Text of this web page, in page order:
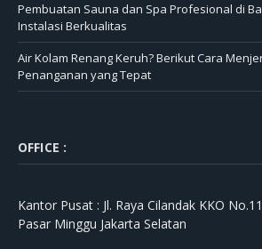
Pembuatan Sauna dan Spa Profesional di
Instalasi Berkualitas
Air Kolam Renang Keruh? Berikut Cara
Penanganan yang Tepat
OFFICE :
Kantor Pusat : Jl. Raya Cilandak KKO
Pasar Minggu Jakarta Selatan